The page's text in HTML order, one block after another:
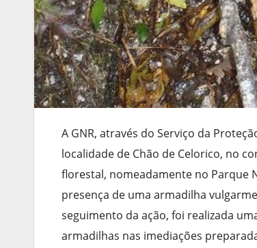
A GNR, através do Serviço da
localidade de Chão de Celorico, no
florestal, nomeadamente no Parque
presença de uma armadilha
seguimento da ação, foi realizada
armadilhas nas imediações